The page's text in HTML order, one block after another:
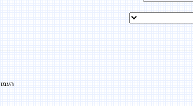
העמוד